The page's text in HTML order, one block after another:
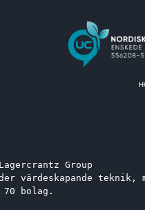
Group
värdeskapande
70 bolag.